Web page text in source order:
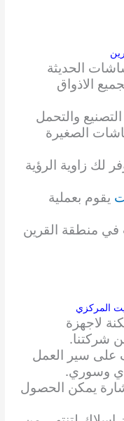
الحديثة
الاذواق
والتحمل
الصغيرة
لك زاوية الرؤية
يقوم بعملية
في منطقة القرين
المركزي
لاجهزة
شركتنا.
على سير العمل
وسوري.
يمكن الحصول